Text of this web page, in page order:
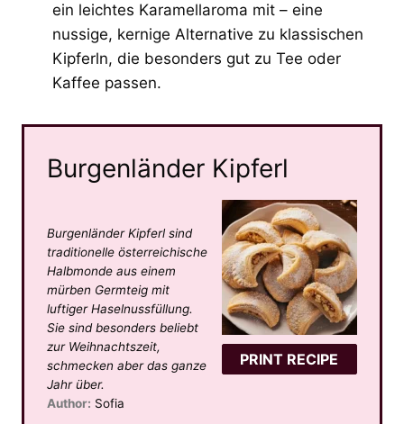
ein leichtes Karamellaroma mit – eine
nussige, kernige Alternative zu klassischen
Kipferln, die besonders gut zu Tee oder
Kaffee passen.
Burgenländer Kipferl
PRINT RECIPE
Burgenländer Kipferl sind
traditionelle österreichische
Halbmonde aus einem
mürben Germteig mit
luftiger Haselnussfüllung.
Sie sind besonders beliebt
zur Weihnachtszeit,
schmecken aber das ganze
Jahr über.
Author: Sofia